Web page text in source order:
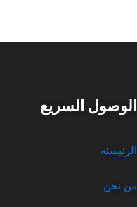
الوصول السريع
الرئيسئة
من نحن